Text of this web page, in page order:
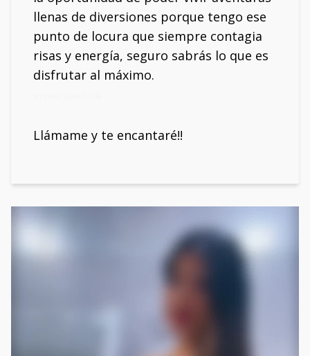
llenas de diversiones porque tengo ese
punto de locura que siempre contagia
risas y energía, seguro sabrás lo que es
disfrutar al máximo.
Llámame y te encantaré!!